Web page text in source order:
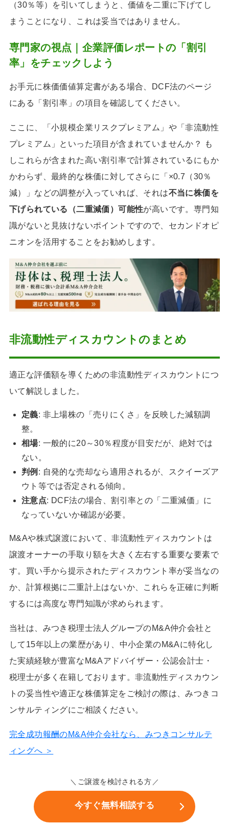
（30％等）を引いてしまうと、価値を二重に下げてし
まうことになり、これは妥当ではありません。
専門家の視点｜企業評価レポートの「割引
率」をチェックしよう
お手元に株価価値算定書がある場合、DCF法のページ
にある「割引率」の項目を確認してください。
ここに、「小規模企業リスクプレミアム」や「非流動性
プレミアム」といった項目が含まれていませんか？ も
しこれらが含まれた高い割引率で計算されているにもか
かわらず、最終的な株価に対してさらに「×0.7（30％
減）」などの調整が入っていれば、それは不当に株価を
下げられている（二重減価）可能性が高いです。専門知
識がないと見抜けないポイントですので、セカンドオピ
ニオンを活用することをお勧めします。
非流動性ディスカウントのまとめ
適正な評価額を導くための非流動性ディスカウントにつ
いて解説しました。
定義: 非上場株の「売りにくさ」を反映した減額調
整。
相場: 一般的に20～30％程度が目安だが、絶対では
ない。
判例 : 自発的な売却なら適用されるが、スクイーズア
ウト等では否定される傾向。
注意点: DCF法の場合、割引率との「二重減価」に
なっていないか確認が必要。
M&Aや株式譲渡において、非流動性ディスカウントは
譲渡オーナーの手取り額を大きく左右する重要な要素で
す。買い手から提示されたディスカウント率が妥当なの
か、計算根拠に二重計上はないか、これらを正確に判断
するには高度な専門知識が求められます。
当社は、みつき税理士法人グループのM&A仲介会社と
して15年以上の業歴があり、中小企業のM&Aに特化し
た実績経験が豊富なM&Aアドバイザー・公認会計士・
税理士が多く在籍しております。非流動性ディスカウン
トの妥当性や適正な株価算定をご検討の際は、みつきコ
ンサルティングにご相談ください。
完全成功報酬のM&A仲介会社なら、みつきコンサルテ
ィングへ ＞
ご譲渡を検討される方
今すぐ無料相談する